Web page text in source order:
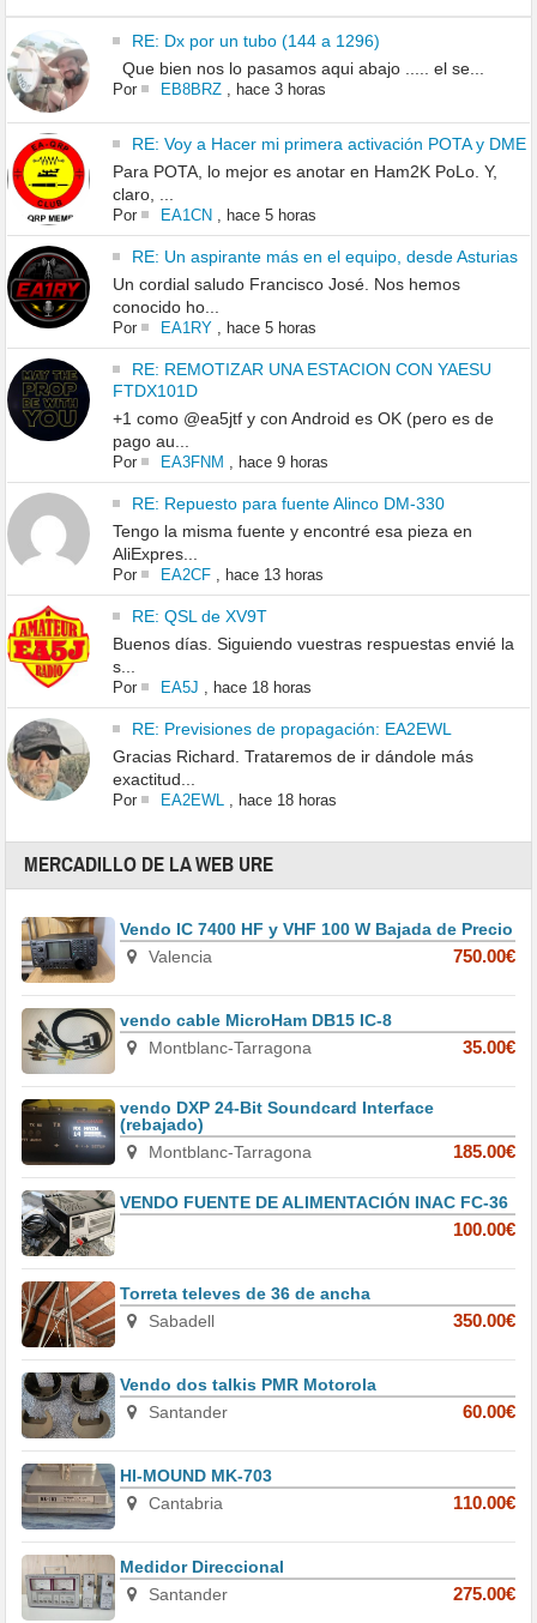
RE: Dx por un tubo (144 a 1296)
Que bien nos lo pasamos aqui abajo ..... el se...
Por EB8BRZ, hace 3 horas
RE: Voy a Hacer mi primera activación POTA y DME
Para POTA, lo mejor es anotar en Ham2K PoLo. Y,
claro, ...
Por EA1CN, hace 5 horas
RE: Un aspirante más en el equipo, desde Asturias
Un cordial saludo Francisco José. Nos hemos
conocido ho...
Por EA1RY, hace 5 horas
RE: REMOTIZAR UNA ESTACION CON YAESU
FTDX101D
+1 como @ea5jtf y con Android es OK (pero es de
pago au...
Por EA3FNM , hace 9 horas
RE: Repuesto para fuente Alinco DM-330
Tengo la misma fuente y encontré esa pieza en
AliExpres...
Por EA2CF, hace 13 horas
RE: QSL de XV9T
Buenos días. Siguiendo vuestras respuestas envié la
s...
Por EA5J , hace 18 horas
RE: Previsiones de propagación: EA2EWL
Gracias Richard. Trataremos de ir dándole más
exactitud...
Por EA2EWL, hace 18 horas
MERCADILLO DE LA WEB URE
Vendo IC 7400 HF y VHF 100 W Bajada de Precio
Valencia
750.00€
vendo cable MicroHam DB15 IC-8
Montblanc-Tarragona
35.00€
vendo DXP 24-Bit Soundcard Interface
(rebajado)
Montblanc-Tarragona
185.00€
VENDO FUENTE DE ALIMENTACIÓN INAC FC-36
100.00€
Torreta televes de 36 de ancha
Sabadell
350.00€
Vendo dos talkis PMR Motorola
Santander
60.00€
HI-MOUND MK-703
Cantabria
110.00€
Medidor Direccional
Santander
275.00€